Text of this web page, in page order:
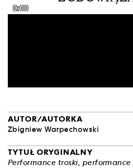
0:00
AUTOR/AUTORKA
Zbigniew Warpechowski
TYTUŁ ORYGINALNY
Performance troski,